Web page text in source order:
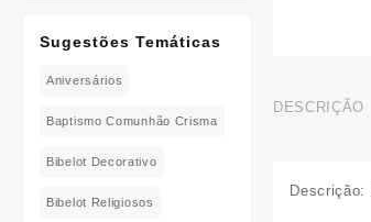
Sugestões Temáticas
Aniversários
Baptismo Comunhão Crisma
Bibelot Decorativo
Bibelot Religiosos
DESCRIÇÃO
Descrição: